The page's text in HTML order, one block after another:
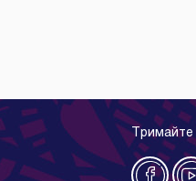
Тримайте